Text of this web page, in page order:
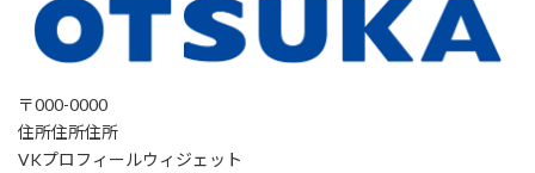
〒000-0000
住所住所住所
VKプロフィールウィジェット